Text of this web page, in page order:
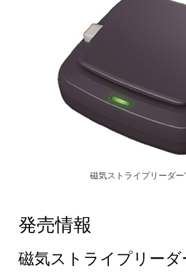
磁気ストライプリーダ
発売情報
磁気ストライプリーダ